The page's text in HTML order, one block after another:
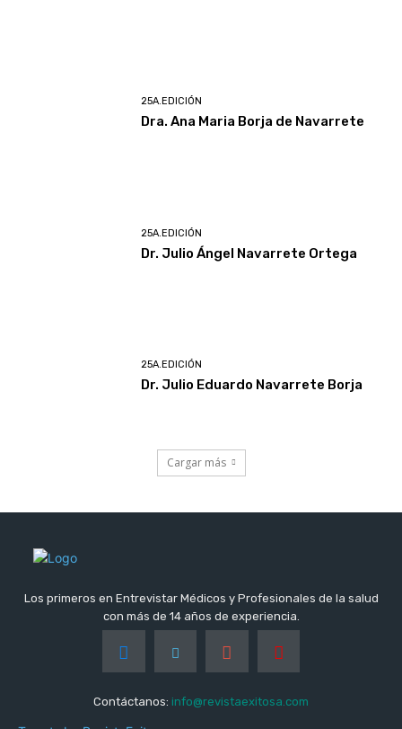
25A.EDICIÓN
Dra. Ana Maria Borja de Navarrete
25A.EDICIÓN
Dr. Julio Ángel Navarrete Ortega
25A.EDICIÓN
Dr. Julio Eduardo Navarrete Borja
Cargar más
Los primeros en Entrevistar Médicos y Profesionales de la salud
con más de 14 años de experiencia.
Contáctanos: info@revistaexitosa.com